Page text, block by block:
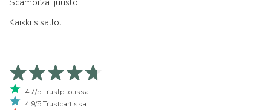
Kaikki sisällöt
4,7/5 Trustpilotissa
4,9/5 Trustcartissa